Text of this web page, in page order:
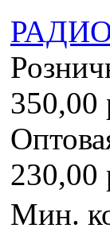
РАДИО
350,00
230,00
Мин.